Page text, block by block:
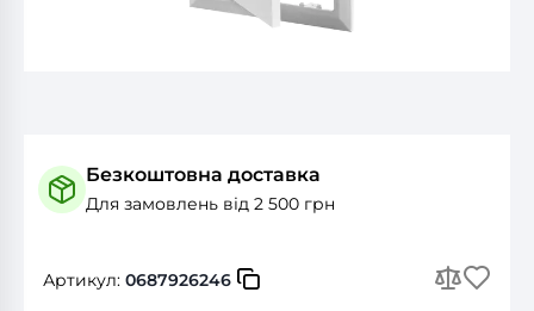
Безкоштовна доставка
Для замовлень від 2 500 грн
Артикул: 0687926246